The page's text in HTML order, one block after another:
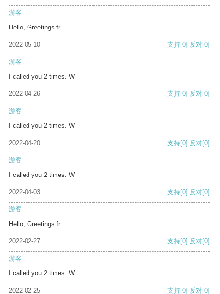
游客
Hello, Greetings fr
2022-05-10 支持[0] 反对[0]
游客
I called you 2 times. W
2022-04-26 支持[0] 反对[0]
游客
I called you 2 times. W
2022-04-20 支持[0] 反对[0]
游客
I called you 2 times. W
2022-04-03 支持[0] 反对[0]
游客
Hello, Greetings fr
2022-02-27 支持[0] 反对[0]
游客
I called you 2 times. W
2022-02-25 支持[0] 反对[0]